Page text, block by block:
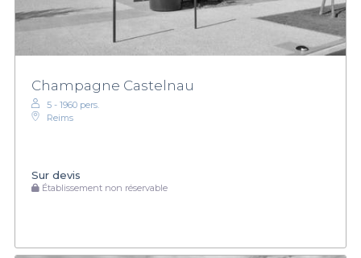
Champagne Castelnau
5 - 1960 pers.
Reims
Sur devis
Établissement non réservable